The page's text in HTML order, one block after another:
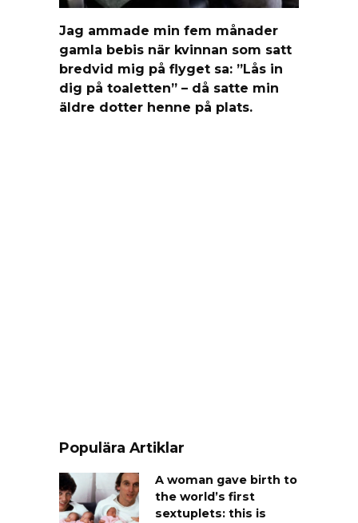
Jag ammade min fem månader
gamla bebis när kvinnan som satt
bredvid mig på flyget sa: ”Lås in
dig på toaletten” – då satte min
äldre dotter henne på plats.
Populära Artiklar
A woman gave birth to
the world’s first
sextuplets: this is